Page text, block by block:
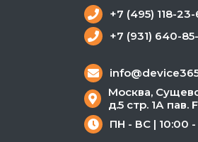
+7 (495) 118-23-
+7 (931) 640-
Москва,
д.5 стр. 1А пав.
ПН - ВС | 10:00